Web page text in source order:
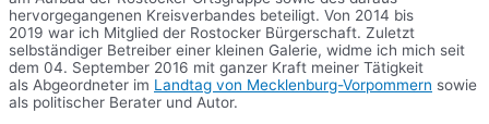
hervorgegangenen Kreisverbandes beteiligt. Von 2014 bis
2019 war ich Mitglied der Rostocker Bürgerschaft. Zuletzt
selbständiger Betreiber einer kleinen Galerie, widme ich mich seit
dem 04. September 2016 mit ganzer Kraft meiner Tätigkeit
als Abgeordneter im Landtag von Mecklenburg-Vorpommern sowie
als politischer Berater und Autor.